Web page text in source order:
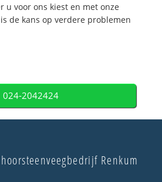
u voor ons kiest en met onze
de kans op verdere problemen
024-2042424
Renkum